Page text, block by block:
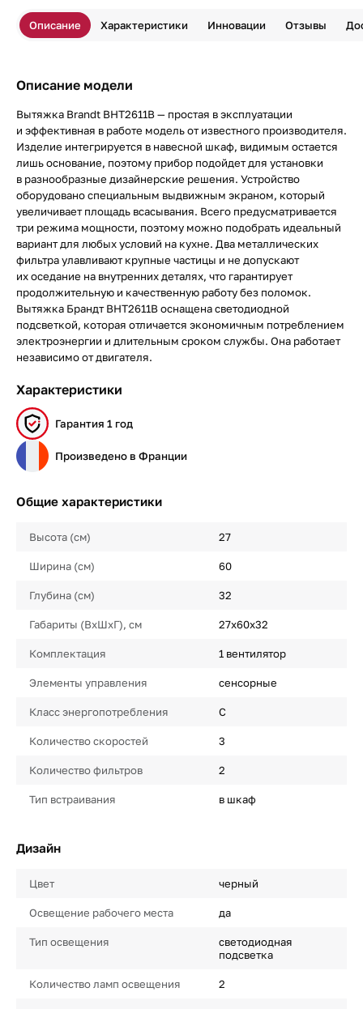
Описание Характеристики Инновации Отзывы
Описание модели
Вытяжка Brandt BHT2611B — простая в эксплуатации
и эффективная в работе модель от известного производителя.
Изделие интегрируется в навесной шкаф, видимым остается
лишь основание, поэтому прибор подойдет для установки
в разнообразные дизайнерские решения. Устройство
оборудовано специальным выдвижным экраном, который
увеличивает площадь всасывания. Всего предусматривается
три режима мощности, поэтому можно подобрать идеальный
вариант для любых условий на кухне. Два металлических
фильтра улавливают крупные частицы и не допускают
их оседание на внутренних деталях, что гарантирует
продолжительную и качественную работу без поломок.
Вытяжка Брандт BHT2611B оснащена светодиодной
подсветкой, которая отличается экономичным потреблением
электроэнергии и длительным сроком службы. Она работает
независимо от двигателя.
Характеристики
Гарантия 1 год
Произведено в Франции
Общие характеристики
Высота (см) 27
Ширина (см) 60
Глубина (см) 32
Габариты (ВхШхГ), см 27х60х32
Комплектация 1 вентилятор
Элементы управления сенсорные
Класс энергопотребления C
Количество скоростей 3
Количество фильтров 2
Тип встраивания в шкаф
Дизайн
Цвет черный
Освещение рабочего места да
Тип освещения
светодиодная
подсветка
Количество ламп освещения 2